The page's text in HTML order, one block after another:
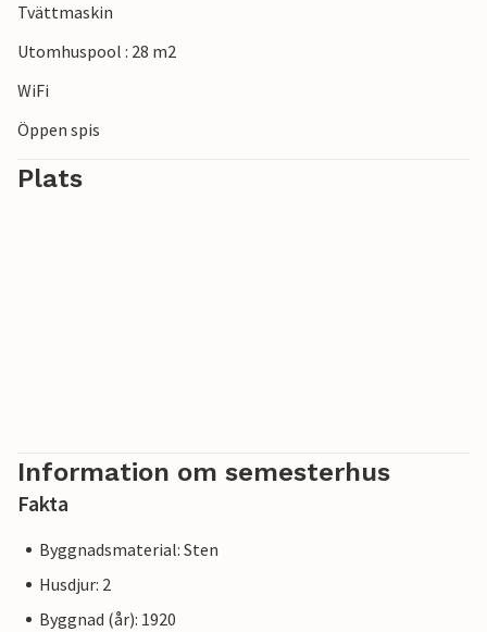
Tvättmaskin
Utomhuspool : 28 m2
WiFi
Öppen spis
Plats
Information om semesterhus
Fakta
Byggnadsmaterial: Sten
Husdjur: 2
Byggnad (år): 1920